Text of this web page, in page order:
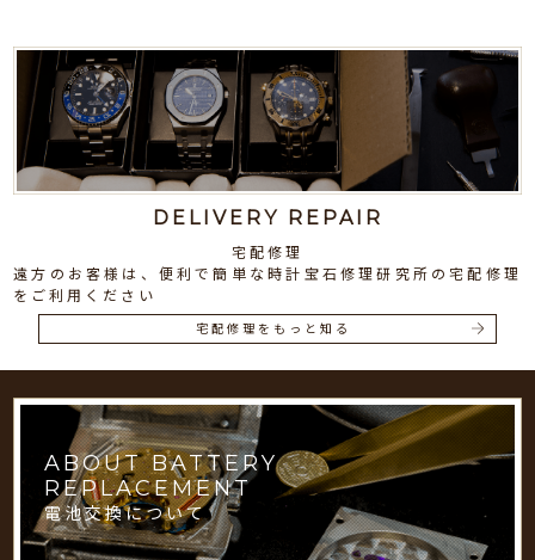
DELIVERY REPAIR
宅配修理
遠方のお客様は、便利で簡単な時計宝石修理研究所の宅配修理
をご利用ください
宅配修理をもっと知る
ABOUT BATTERY
REPLACEMENT
電池交換について